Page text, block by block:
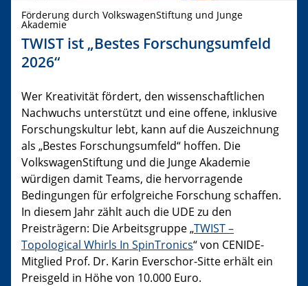
Förderung durch VolkswagenStiftung und Junge
Akademie
TWIST ist „Bestes Forschungsumfeld
2026“
Wer Kreativität fördert, den wissenschaftlichen
Nachwuchs unterstützt und eine offene, inklusive
Forschungskultur lebt, kann auf die Auszeichnung
als „Bestes Forschungsumfeld“ hoffen. Die
VolkswagenStiftung und die Junge Akademie
würdigen damit Teams, die hervorragende
Bedingungen für erfolgreiche Forschung schaffen.
In diesem Jahr zählt auch die UDE zu den
Preisträgern: Die Arbeitsgruppe „TWIST –
Topological Whirls In SpinTronics“ von CENIDE-
Mitglied Prof. Dr. Karin Everschor-Sitte erhält ein
Preisgeld in Höhe von 10.000 Euro.